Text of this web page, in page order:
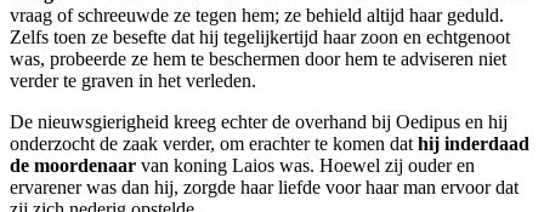
vraag of schreeuwde ze tegen hem; ze behield altijd haar geduld.
Zelfs toen ze besefte dat hij tegelijkertijd haar zoon en echtgenoot
was, probeerde ze hem te beschermen door hem te adviseren niet
verder te graven in het verleden.
De nieuwsgierigheid kreeg echter de overhand bij Oedipus en hij
onderzocht de zaak verder, om erachter te komen dat hij inderdaad
de moordenaar van koning Laios was. Hoewel zij ouder en
ervarener was dan hij, zorgde haar liefde voor haar man ervoor dat